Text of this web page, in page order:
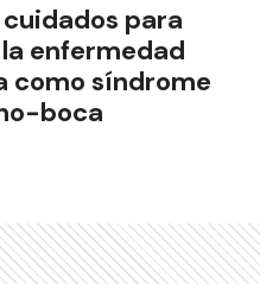
para
enfermedad
como síndrome
boca